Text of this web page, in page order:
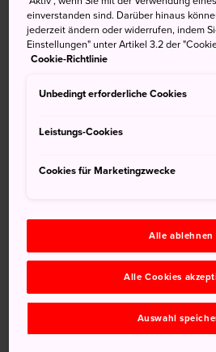
einverstanden sind. Darüber hinaus
jederzeit ändern oder widerrufen, indem
Einstellungen" unter Artikel 3.2 der
Cookie-Richtlinie
Unbedingt erforderliche Cookies
Leistungs-Cookies
Cookies für Marketingzwecke
Alle ablehnen
Alle Cookies
Auswahl